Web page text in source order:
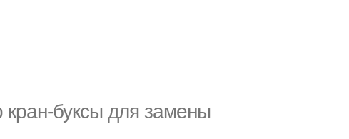
кран-буксы для замены